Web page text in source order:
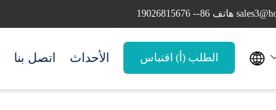
هاتف 86-- 19026815676
اتصل بنا الأحداث الطلب (أ) اقتباس 